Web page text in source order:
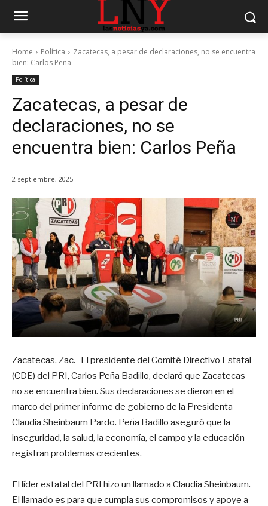
Home Política
Zacatecas, a pesar de declaraciones, no se encuentra
bien: Carlos Peña
Política
Zacatecas, a pesar de
declaraciones, no se
encuentra bien: Carlos Peña
2 septiembre, 2025
Zacatecas, Zac.- El presidente del Comité Directivo Estatal
(CDE) del PRI, Carlos Peña Badillo, declaró que Zacatecas
no se encuentra bien. Sus declaraciones se dieron en el
marco del primer informe de gobierno de la Presidenta
Claudia Sheinbaum Pardo. Peña Badillo aseguró que la
inseguridad, la salud, la economía, el campo y la educación
registran problemas crecientes.
El líder estatal del PRI hizo un llamado a Claudia Sheinbaum.
El llamado es para que cumpla sus compromisos y apoye a